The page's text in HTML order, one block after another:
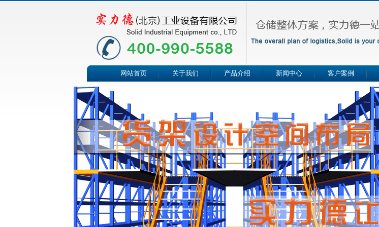
网站首页 关于我们 产品介绍 新闻中心 客户案例